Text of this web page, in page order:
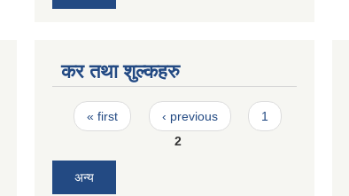
कर तथा शुल्कहरु
Pages
« first ‹ previous
1
2
अन्य